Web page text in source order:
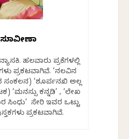
ಸುಮಾವೀಣಾ
ಹಲವಾರು ಪತ್ರಿಕೆಗಳಲ್ಲಿ
ಪ್ರಕಟವಾಗಿವೆ. ‘ನಲವಿನ
ಸಂಕಲನ) ‘ಶೂರ್ಪನಖಿ ಅಲ್ಲ
‘ಮನಸ್ಸು ಕನ್ನಡಿ’ , ‘ಲೇಖ
ಸಿಂಧು’ ಸೇರಿ ಇವರ ಒಟ್ಟು
ಪ್ರಕಟವಾಗಿವೆ.